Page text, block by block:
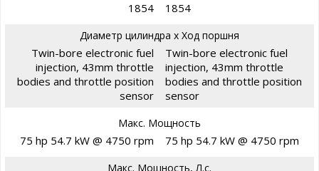
1854 1854
Диаметр цилиндра х Ход поршня
Twin-bore electronic fuel
injection, 43mm throttle
bodies and throttle position
sensor
Twin-bore electronic fuel
injection, 43mm throttle
bodies and throttle position
sensor
Макс. Мощность
75 hp 54.7 kW @ 4750 rpm 75 hp 54.7 kW @ 4750 rpm
Макс. Мощность, Л.с.